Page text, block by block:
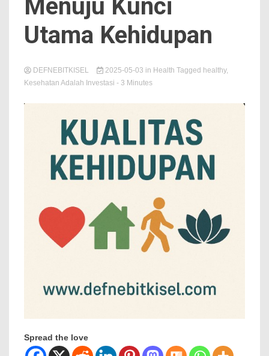
Menuju Kunci
Utama Kehidupan
DEFNEBITKISEL 2025-05-03 in Health Tagged healthy,
Kesehatan Adalah Investasi - 3 Minutes
Spread the love